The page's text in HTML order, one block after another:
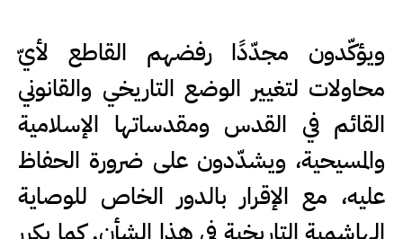
ويؤكّدون مجدّدًا رفضهم القاطع لأيّ
محاولات لتغيير الوضع التاريخي والقانوني
القائم في القدس ومقدساتها الإسلامية
والمسيحية، ويشدّدون على ضرورة الحفاظ
عليه، مع الإقرار بالدور الخاص للوصاية